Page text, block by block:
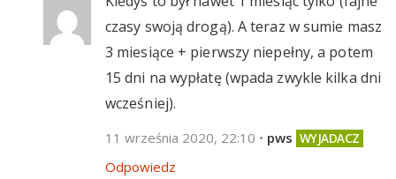
czasy swoją drogą). A teraz w sumie masz
3 miesiące + pierwszy niepełny, a potem
15 dni na wypłatę (wpada zwykle kilka dni
wcześniej).
11 września 2020, 22:10 • pws
Odpowiedz